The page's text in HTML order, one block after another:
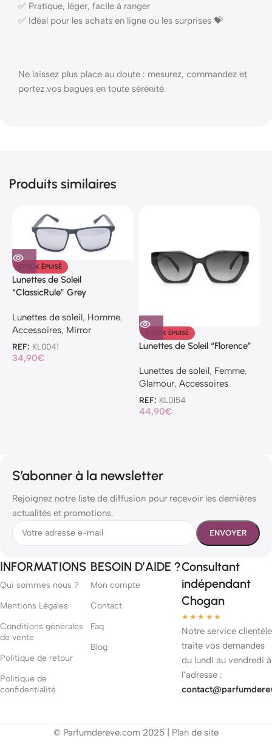
✅ Pratique, léger, facile à ranger
✅ Idéal pour les achats en ligne ou les surprises 💝
Ne laissez plus place au doute : mesurez, commandez et
portez vos bagues en toute sérénité.
Produits similaires
STOCK ÉPUISÉ
Lunettes de Soleil
“ClassicRule” Grey
Lunettes de soleil, Homme,
Accessoires, Mirror
REF: KL0041
34,90€
STOCK ÉPUISÉ
Lunettes de Soleil “Florence”
Lunettes de soleil, Femme,
Glamour, Accessoires
REF: KL0154
44,90€
S’abonner à la newsletter
Rejoignez notre liste de diffusion pour recevoir les dernières
actualités et promotions.
INFORMATIONS
Qui sommes nous ?
Mentions Légales
Conditions générales
de vente
Politique de retour
Politique de
confidentialité
BESOIN D’AIDE ?
Mon compte
Contact
Faq
Blog
Consultant
indépendant
Chogan
★★★★★
Notre service clientèle
traite vos demandes
du lundi au vendredi à
l’adresse :
© Parfumdereve.com 2025 | Plan de site